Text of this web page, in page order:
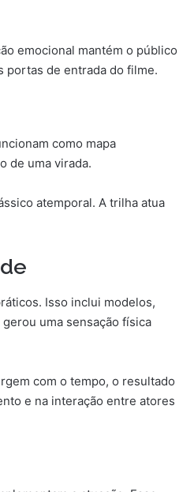
emocional mantém o público
portas de entrada do filme.
como mapa
de uma virada.
atemporal. A trilha atua
Isso inclui modelos,
uma sensação física
com o tempo, o resultado
e na interação entre atores